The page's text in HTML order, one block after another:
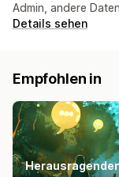
Admin, andere Daten
Details sehen
Empfohlen in